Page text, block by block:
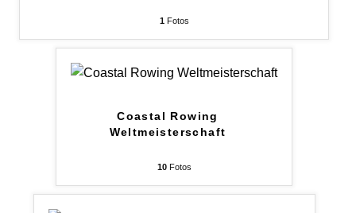
1Fotos
Coastal Rowing
Weltmeisterschaft
10Fotos